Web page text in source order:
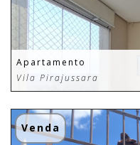
Apartamento
Vila Pirajussara
Venda